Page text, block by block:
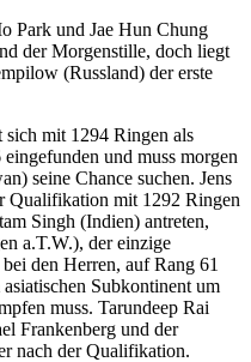
Park und Jae Hun Chung
der Morgenstille, doch liegt
(Russland) der erste
sich mit 1294 Ringen als
und muss morgen
seine Chance suchen. Jens
Qualifikation mit 1292 Ringen
Singh (Indien) antreten,
a.T.W.), der einzige
den Herren, auf Rang 61
Subkontinent um
muss. Tarundeep Rai
Frankenberg und der
nach der Qualifikation.